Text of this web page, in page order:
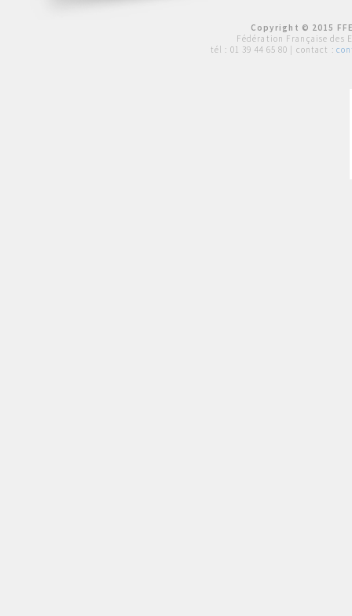
Copyright © 2015
Fédération Française des
tél : 01 39 44 65 80 | contact :